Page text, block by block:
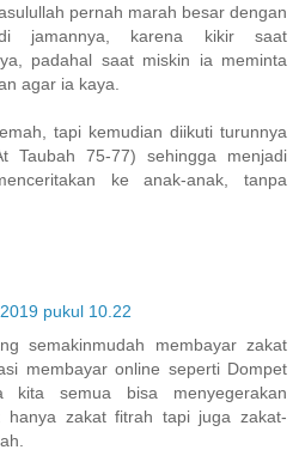
pernah marah besar dengan
jamannya, karena kikir saat
padahal saat miskin ia meminta
agar ia kaya.
tapi kemudian diikuti turunnya
Taubah 75-77) sehingga menjadi
ke anak-anak, tanpa
pukul 10.22
semakinmudah membayar zakat
membayar online seperti Dompet
kita semua bisa menyegerakan
hanya zakat fitrah tapi juga zakat-